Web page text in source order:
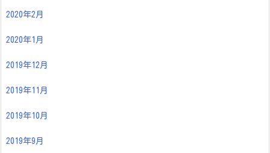
2020年2月
2020年1月
2019年12月
2019年11月
2019年10月
2019年9月